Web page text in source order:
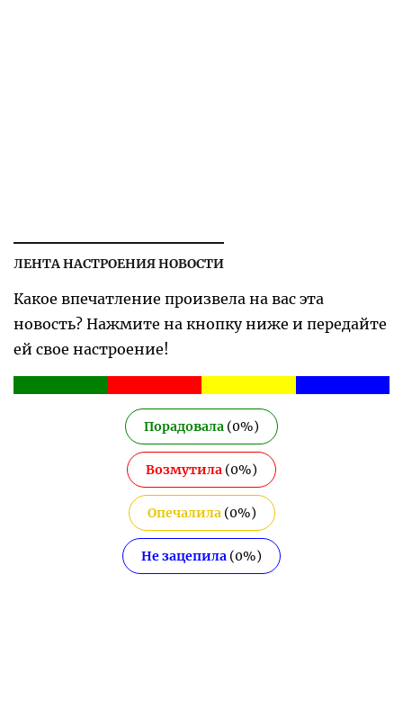
ЛЕНТА НАСТРОЕНИЯ НОВОСТИ
Какое впечатление произвела на вас эта
новость? Нажмите на кнопку ниже и передайте
ей свое настроение!
Порадовала (0%)
Возмутила (0%)
Опечалила(0%)
Не зацепила (0%)